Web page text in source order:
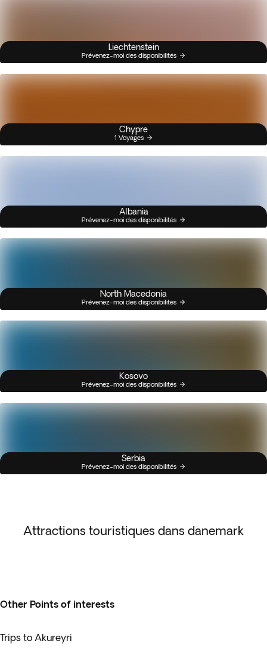
Liechtenstein
Prévenez-moi des disponibilités
Chypre
1 Voyages
Albania
Prévenez-moi des disponibilités
North Macedonia
Prévenez-moi des disponibilités
Kosovo
Prévenez-moi des disponibilités
Serbia
Prévenez-moi des disponibilités
Attractions touristiques dans danemark
Other Points of interests
Trips to Akureyri